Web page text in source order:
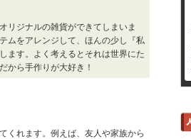
リジナルの雑貨ができてしまいま
ムをアレンジして、ほんの少し『私
ます。よく考えるとそれは世界にた
から手作りが大好き！
くれます。例えば、友人や家族から